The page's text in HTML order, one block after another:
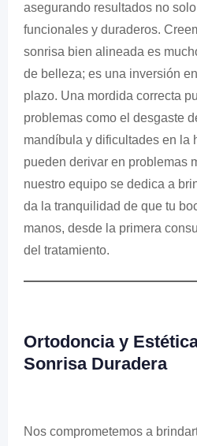
asegurando resultados no
funcionales y duraderos.
sonrisa bien alineada es
de belleza; es una inversión
plazo. Una mordida correcta
problemas como el desgaste
mandíbula y dificultades en la
pueden derivar en problemas
nuestro equipo se dedica a
da la tranquilidad de que tu
manos, desde la primera
del tratamiento.
Ortodoncia y
Sonrisa Duradera
Nos comprometemos a